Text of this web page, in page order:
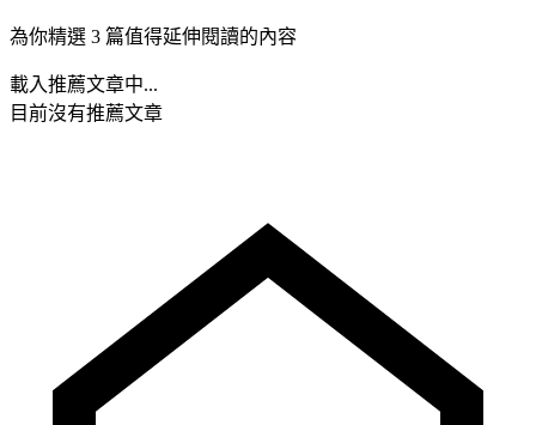
為你精選 3 篇值得延伸閱讀的內容
載入推薦文章中...
目前沒有推薦文章